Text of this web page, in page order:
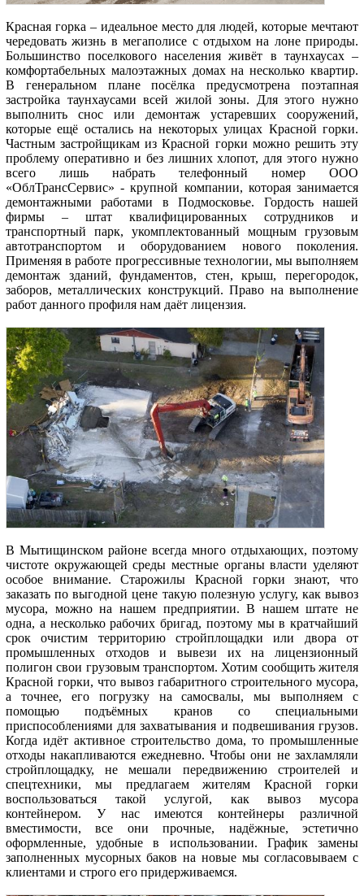
Красная горка – идеальное место для людей, которые мечтают
чередовать жизнь в мегаполисе с отдыхом на лоне природы.
Большинство поселкового населения живёт в таунхаусах –
комфортабельных малоэтажных домах на несколько квартир.
В генеральном плане посёлка предусмотрена поэтапная
застройка таунхаусами всей жилой зоны. Для этого нужно
выполнить снос или демонтаж устаревших сооружений,
которые ещё остались на некоторых улицах Красной горки.
Частным застройщикам из Красной горки можно решить эту
проблему оперативно и без лишних хлопот, для этого нужно
всего лишь набрать телефонный номер ООО
«ОблТрансСервис» - крупной компании, которая занимается
демонтажными работами в Подмосковье. Гордость нашей
фирмы – штат квалифицированных сотрудников и
транспортный парк, укомплектованный мощным грузовым
автотранспортом и оборудованием нового поколения.
Применяя в работе прогрессивные технологии, мы выполняем
демонтаж зданий, фундаментов, стен, крыш, перегородок,
заборов, металлических конструкций. Право на выполнение
работ данного профиля нам даёт лицензия.
В Мытищинском районе всегда много отдыхающих, поэтому
чистоте окружающей среды местные органы власти уделяют
особое внимание. Старожилы Красной горки знают, что
заказать по выгодной цене такую полезную услугу, как вывоз
мусора, можно на нашем предприятии. В нашем штате не
одна, а несколько рабочих бригад, поэтому мы в кратчайший
срок очистим территорию стройплощадки или двора от
промышленных отходов и вывези их на лицензионный
полигон свои грузовым транспортом. Хотим сообщить жителя
Красной горки, что вывоз габаритного строительного мусора,
а точнее, его погрузку на самосвалы, мы выполняем с
помощью подъёмных кранов со специальными
приспособлениями для захватывания и подвешивания грузов.
Когда идёт активное строительство дома, то промышленные
отходы накапливаются ежедневно. Чтобы они не захламляли
стройплощадку, не мешали передвижению строителей и
спецтехники, мы предлагаем жителям Красной горки
воспользоваться такой услугой, как вывоз мусора
контейнером. У нас имеются контейнеры различной
вместимости, все они прочные, надёжные, эстетично
оформленные, удобные в использовании. График замены
заполненных мусорных баков на новые мы согласовываем с
клиентами и строго его придерживаемся.